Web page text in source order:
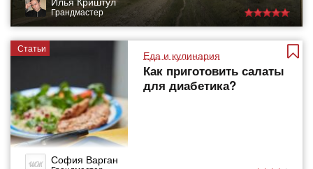
Грандмастер
Статьи
Еда и кулинария
Как приготовить салаты
для диабетика?
София Варган